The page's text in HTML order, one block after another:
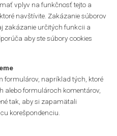
vplyv na funkčnosť tejto a
navštívite. Zakázanie súborov
zakázanie určitých funkcii a
aby ste súbory cookies
formulárov, napríklad tých, ktoré
alebo formulároch komentárov,
tak, aby si zapamätali
korešpondenciu.